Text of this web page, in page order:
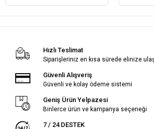
Hızlı Teslimat
Siparişleriniz en kısa sürede elinize
Güvenli Alışveriş
Güvenli ve kolay ödeme sistemi
Geniş Ürün Yelpazesi
Binlerce ürün ve kampanya seçeneği
7 / 24 DESTEK